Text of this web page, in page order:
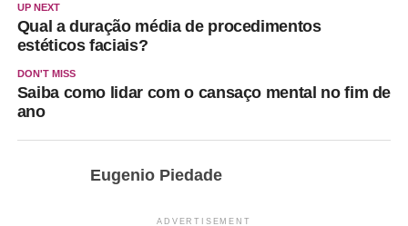
UP NEXT
Qual a duração média de procedimentos
estéticos faciais?
DON'T MISS
Saiba como lidar com o cansaço mental no fim de
ano
Eugenio Piedade
ADVERTISEMENT